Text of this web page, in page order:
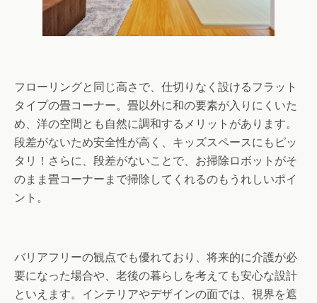
フローリングと同じ高さで、仕切りなく設けるフラット
タイプの畳コーナー。畳以外に和の要素が入りにくいた
め、洋の空間とも自然に調和するメリットがあります。
段差がないため安全性が高く、キッズスペースにもピッ
タリ！さらに、段差がないことで、お掃除ロボットがそ
のまま畳コーナーまで掃除してくれるのもうれしいポイ
ント。
バリアフリーの観点でも優れており、将来的に介護が必
要になった場合や、老後の暮らしを考えても安心な設計
といえます。インテリアやデザインの面では、視界を遮